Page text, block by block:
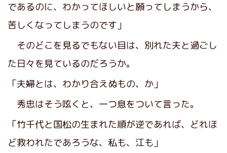
であるのに、わかってほしいと願ってしまうから、
苦しくなってしまうのです」
そのどこを見るでもない目は、別れた夫と過ごし
た日々を見ているのだろうか。
「夫婦とは、わかり合えぬもの、か」
秀忠はそう呟くと、一つ息をついて言った。
「竹千代と国松の生まれた順が逆であれば、どれほ
ど救われたであろうな、私も、江も」